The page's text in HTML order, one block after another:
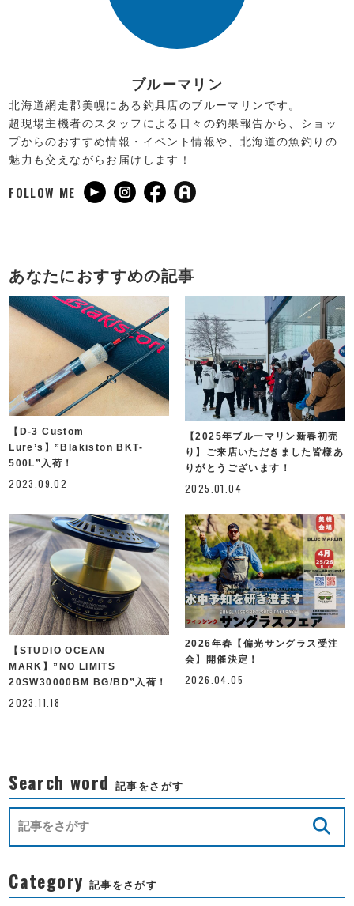
ブルーマリン
北海道網走郡美幌にある釣具店のブルーマリンです。
超現場主機者のスタッフによる日々の釣果報告から、ショッ
プからのおすすめ情報・イベント情報や、北海道の魚釣りの
魅力も交えながらお届けします！
FOLLOW ME
あなたにおすすめの記事
【D-3 Custom
Lure’s】”Blakiston BKT-
500L”入荷！
2023.09.02
【2025年ブルーマリン新春初売
り】ご来店いただきました皆様あ
りがとうございます！
2025.01.04
【STUDIO OCEAN
MARK】”NO LIMITS
20SW30000BM BG/BD”入荷！
2023.11.18
2026年春【偏光サングラス受注
会】開催決定！
2026.04.05
Search word 記事をさがす
Category 記事をさがす